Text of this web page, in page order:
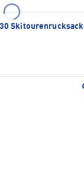
Skitourenrucksack